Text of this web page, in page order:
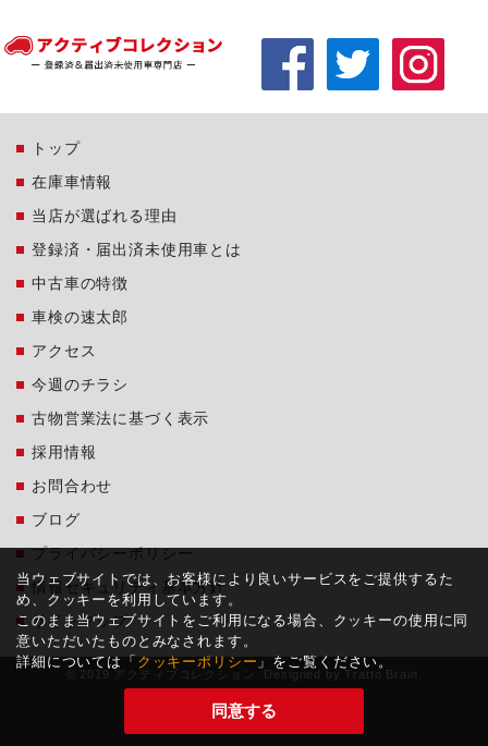
トップ
在庫車情報
当店が選ばれる理由
登録済・届出済未使用車とは
中古車の特徴
車検の速太郎
アクセス
今週のチラシ
古物営業法に基づく表示
採用情報
お問合わせ
ブログ
プライバシーポリシー
情報セキュリティ基本方針
サイトマップ
© 2019 アクティブコレクション. Designed by Tratto Brain
当ウェブサイトでは、お客様により良いサービスをご提供するた
め、クッキーを利用しています。
このまま当ウェブサイトをご利用になる場合、クッキーの使用に同
意いただいたものとみなされます。
詳細については「 クッキーポリシー 」をご覧ください。
同意する